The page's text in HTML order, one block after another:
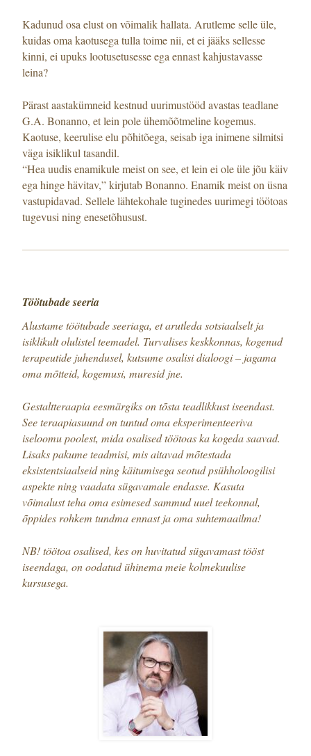
Kadunud osa elust on võimalik hallata. Arutleme selle üle,
kuidas oma kaotusega tulla toime nii, et ei jääks sellesse
kinni, ei upuks lootusetusesse ega ennast kahjustavasse
leina?
Pärast aastakümneid kestnud uurimustööd avastas teadlane
G.A. Bonanno, et lein pole ühemõõtmeline kogemus.
Kaotuse, keerulise elu põhitõega, seisab iga inimene silmitsi
väga isiklikul tasandil.
“Hea uudis enamikule meist on see, et lein ei ole üle jõu käiv
ega hinge hävitav,” kirjutab Bonanno. Enamik meist on üsna
vastupidavad. Sellele lähtekohale tuginedes uurimegi töötoas
tugevusi ning enesetõhusust.
Töötubade seeria
Alustame töötubade seeriaga, et arutleda sotsiaalselt ja
isiklikult olulistel teemadel. Turvalises keskkonnas, kogenud
terapeutide juhendusel, kutsume osalisi dialoogi – jagama
oma mõtteid, kogemusi, muresid jne.
Gestaltteraapia eesmärgiks on tõsta teadlikkust iseendast.
See teraapiasuund on tuntud oma eksperimenteeriva
iseloomu poolest, mida osalised töötoas ka kogeda saavad.
Lisaks pakume teadmisi, mis aitavad mõtestada
eksistentsiaalseid ning käitumisega seotud psühholoogilisi
aspekte ning vaadata sügavamale endasse. Kasuta
võimalust teha oma esimesed sammud uuel teekonnal,
õppides rohkem tundma ennast ja oma suhtemaailma!
NB! töötoa osalised, kes on huvitatud sügavamast tööst
iseendaga, on oodatud ühinema meie kolmekuulise
kursusega.